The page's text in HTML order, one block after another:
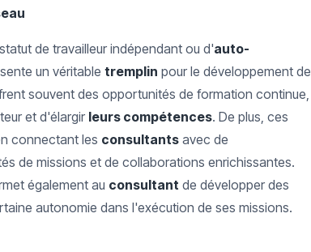
de travailleur indépendant ou d'auto-
un véritable tremplin pour le développement de
souvent des opportunités de formation continue,
et d'élargir leurs compétences. De plus, ces
connectant les consultants avec de
de missions et de collaborations enrichissantes.
également au consultant de développer des
autonomie dans l'exécution de ses missions.